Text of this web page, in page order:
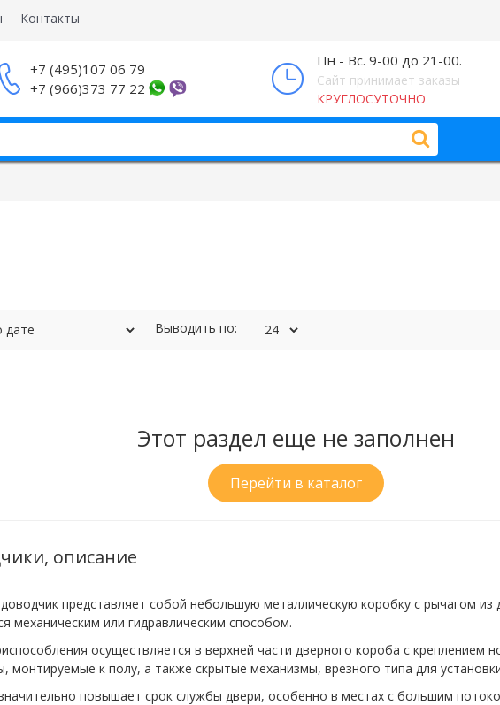
Контакты
+7 (495)107 06 79
+7 (966)373 77 22
Пн - Вс. 9-00 до 21-00.
Сайт принимает заказы
КРУГЛОСУТОЧНО
Выводить по:
Этот раздел еще не заполнен
Перейти в каталог
описание
представляет собой небольшую металлическую коробку с рычагом из
механическим или гидравлическим способом.
осуществляется в верхней части дверного короба с креплением
монтируемые к полу, а также скрытые механизмы, врезного типа для
повышает срок службы двери, особенно в местах с большим